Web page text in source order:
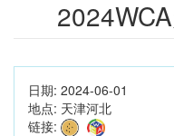
日期: 2024-06-01
地点: 天津河北
链接: